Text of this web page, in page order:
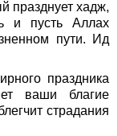
празднует хадж,
и пусть Аллах
пути. Ид
праздника
ваши благие
страдания